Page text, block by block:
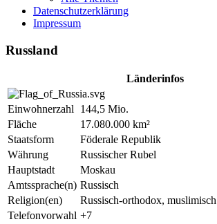
Datenschutzerklärung
Impressum
Russland
Länderinfos
Einwohnerzahl 144,5 Mio.
Fläche
17.080.000 km²
Staatsform
Föderale Republik
Währung
Russischer Rubel
Hauptstadt
Moskau
Amtssprache(n) Russisch
Religion(en)
Russisch-orthodox, muslimisch
Telefonvorwahl +7